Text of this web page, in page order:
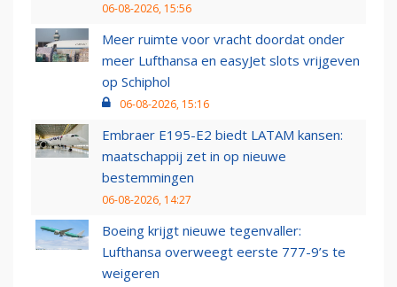
06-08-2026, 15:56
Meer ruimte voor vracht doordat onder
meer Lufthansa en easyJet slots vrijgeven
op Schiphol
06-08-2026, 15:16
Embraer E195-E2 biedt LATAM kansen:
maatschappij zet in op nieuwe
bestemmingen
06-08-2026, 14:27
Boeing krijgt nieuwe tegenvaller:
Lufthansa overweegt eerste 777-9’s te
weigeren